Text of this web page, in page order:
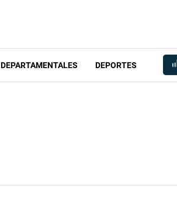
DEPARTAMENTALES DEPORTES